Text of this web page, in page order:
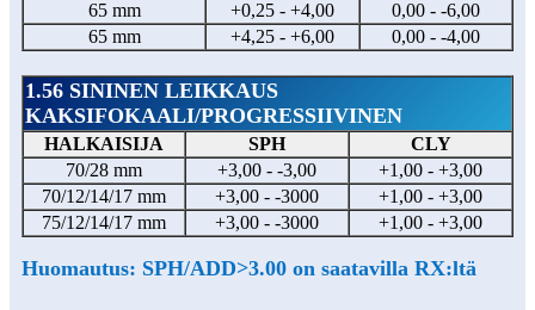
65 mm
+0,25 - +4,00
0,00 - -6,00
65 mm
+4,25 - +6,00 0,00 - -4,00
1.56 SININEN LEIKKAUS
KAKSIFOKAALI/PROGRESSIIVINEN
HALKAISIJA SPH
CLY
70/28 mm
+3,00 - -3,00
+1,00 - +3,00
70/12/14/17 mm
+3,00 - -3000
+1,00 - +3,00
75/12/14/17 mm
+3,00 - -3000 +1,00 - +3,00
Huomautus: SPH/ADD>3.00 on saatavilla RX:ltä